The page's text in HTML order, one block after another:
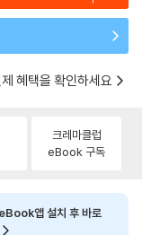
혜택을 확인하세요
크레마클럽
eBook 구독
앱 설치 후 바로